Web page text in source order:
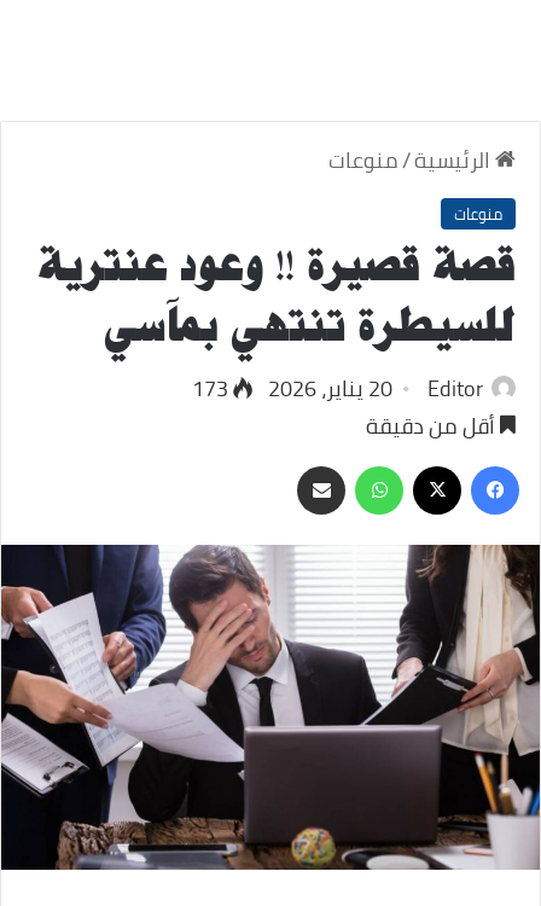
الرئيسية/منوعات
منوعات
قصة قصيرة !! وعود عنترية
للسيطرة تنتهي بمآسي
Editor 20 يناير، 2026
173
أقل من دقيقة
فيسبوك
‫X واتسابمشاركة
عبر
البريد